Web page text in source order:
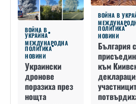
ВОЙНА В
УКРАЙНА
МЕЖДУНАРОДНА
ПОЛИТИКА
НОВИНИ
Украински
дронове
поразиха през
нощта
ВОЙНА В
ПОЛИТИКА
НОВИНИ
България
към